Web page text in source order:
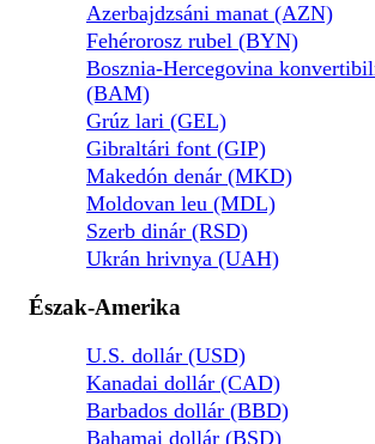
Azerbajdzsáni manat (AZN)
Fehérorosz rubel (BYN)
Bosznia-Hercegovina
(BAM)
Grúz lari (GEL)
Gibraltári font (GIP)
Makedón denár (MKD)
Moldovan leu (MDL)
Szerb dinár (RSD)
Ukrán hrivnya (UAH)
Észak-Amerika
U.S. dollár (USD)
Kanadai dollár (CAD)
Barbados dollár (BBD)
Bahamai dollár (BSD)